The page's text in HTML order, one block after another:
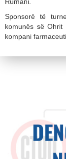
Sponsorë të
komunës së
kompani